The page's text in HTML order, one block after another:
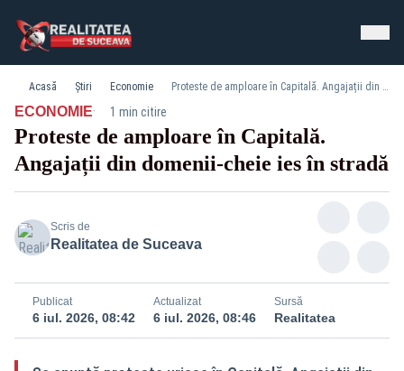
Acasă Știri Economie Proteste de amploare în Capitală. Angajații din domenii-cheie ies în stradă
ECONOMIE· 1 min citire
Proteste de amploare în Capitală.
Angajații din domenii-cheie ies în stradă
Scris de
Realitatea de Suceava
Publicat
6 iul. 2026, 08:42
Actualizat
6 iul. 2026, 08:46
Sursă
Realitatea